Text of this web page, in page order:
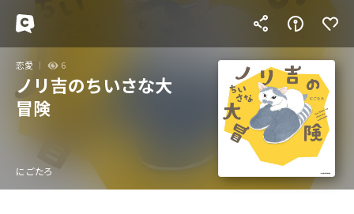
恋愛 6
ノリ吉のちいさな大
冒険
にごたろ